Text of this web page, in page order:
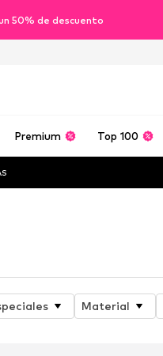
50% de descuento
Premium Top 100
Material